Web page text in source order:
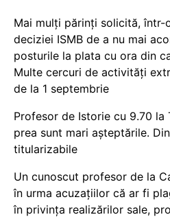
Mai mulți părinți solicită, într-
deciziei ISMB de a nu mai
posturile la plata cu ora din
Multe cercuri de activități
de la 1 septembrie
Profesor de Istorie cu 9.70 la
prea sunt mari așteptările.
titularizabile
Un cunoscut profesor de la
în urma acuzațiilor că ar fi
în privința realizărilor sale,